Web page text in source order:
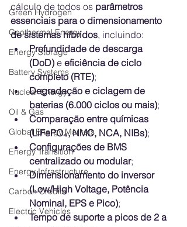
Green Hydrogen
Geothermal Energy
Energy Storage
Battery Systems
Nuclear Energy
Oil & Gas
Global Energy Markets
Energy Transition
Energy Infrastructure
Carbon Credits
Electric Vehicles
cálculo de todos os parâmetros
essenciais para o dimensionamento
de sistemas híbridos, incluindo:
Profundidade de descarga
(DoD) e eficiência de ciclo
completo (RTE);
Degradação e ciclagem de
baterias (6.000 ciclos ou mais);
Comparação entre químicas
(LiFePO₄, NMC, NCA, NIBs);
Configurações de BMS
centralizado ou modular;
Dimensionamento do inversor
(Low/High Voltage, Potência
Nominal, EPS e Pico);
Tempo de suporte a picos de 2 a